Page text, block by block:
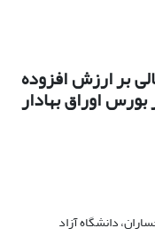
بر ارزش افزوده
اوراق بهادار
دانشگاه آزاد